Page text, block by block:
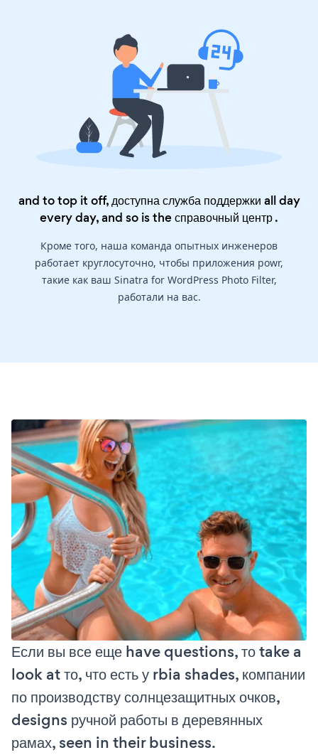
and to top it off, доступна служба поддержки all day
every day, and so is theсправочный центр.
Кроме того, наша команда опытных инженеров
работает круглосуточно, чтобы приложения powr,
такие как ваш Sinatra for WordPress Photo Filter,
работали на вас.
Если вы все еще have questions, то take a
look at то, что есть у rbia shades, компании
по производству солнцезащитных очков,
designs ручной работы в деревянных
рамах, seen in their business.